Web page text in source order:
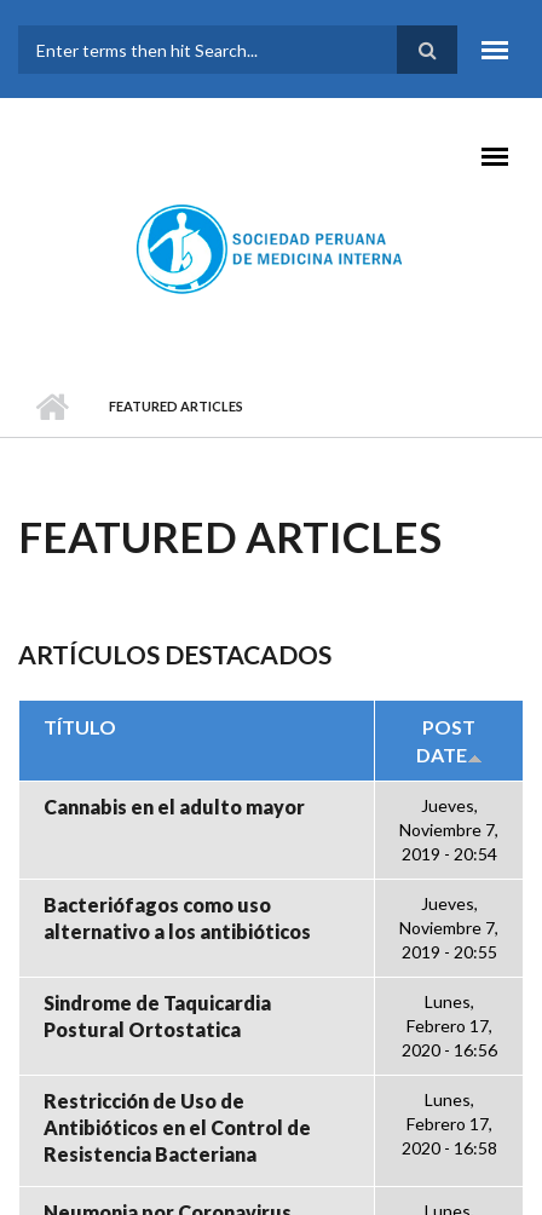
FORMULARIO DE
BÚSQUEDA
FEATURED ARTICLES
FEATURED ARTICLES
ARTÍCULOS DESTACADOS
TÍTULO
POST
DATE
Cannabis en el adulto mayor
Jueves,
Noviembre 7,
2019 - 20:54
Bacteriófagos como uso
alternativo a los antibióticos
Jueves,
Noviembre 7,
2019 - 20:55
Sindrome de Taquicardia
Postural Ortostatica
Lunes,
Febrero 17,
2020 - 16:56
Restricción de Uso de
Antibióticos en el Control de
Resistencia Bacteriana
Lunes,
Febrero 17,
2020 - 16:58
Lunes,